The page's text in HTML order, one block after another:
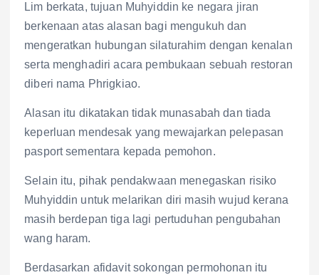
Lim berkata, tujuan Muhyiddin ke negara jiran
berkenaan atas alasan bagi mengukuh dan
mengeratkan hubungan silaturahim dengan kenalan
serta menghadiri acara pembukaan sebuah restoran
diberi nama Phrigkiao.
Alasan itu dikatakan tidak munasabah dan tiada
keperluan mendesak yang mewajarkan pelepasan
pasport sementara kepada pemohon.
Selain itu, pihak pendakwaan menegaskan risiko
Muhyiddin untuk melarikan diri masih wujud kerana
masih berdepan tiga lagi pertuduhan pengubahan
wang haram.
Berdasarkan afidavit sokongan permohonan itu